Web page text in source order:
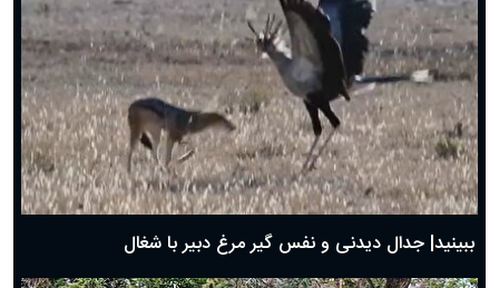
دعای روز پنجم ماه رمضان؛ ۴ اسفند ۱۴۰۴
دعای روز چهارم ماه مبارک رمضان؛ ۳ اسفند ۱۴۰۴
دعای روز سوم ماه مبارک رمضان؛ ۱۴ اسفند ۱۴۰۴
دعای روز دوم ماه مبارک رمضان ۱ اسفند ماه ۱۴۰۴
دعای روز اول ماه مبارک رمضان، ۳۰ بهمن ۱۴۰۴
حضرت زینب(س) چگونه از دنیا رفت؟
بهترین پیامک تبریک روز پدر ۱۴۰۴؛ جملات زیبا و صمیمانه
ببینید| جدال دیدنی و نفس گیر مرغ دبیر با شغال